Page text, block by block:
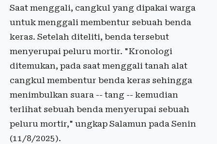
Saat menggali, cangkul yang dipakai warga
untuk menggali membentur sebuah benda
keras. Setelah diteliti, benda tersebut
menyerupai peluru mortir. "Kronologi
ditemukan, pada saat menggali tanah alat
cangkul membentur benda keras sehingga
menimbulkan suara -- tang -- kemudian
terlihat sebuah benda menyerupai sebuah
peluru mortir," ungkap Salamun pada Senin
(11/8/2025).